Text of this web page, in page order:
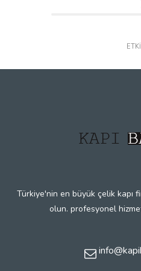
Türkiye'nin en büyük çelik kapı
olun. profesyonel